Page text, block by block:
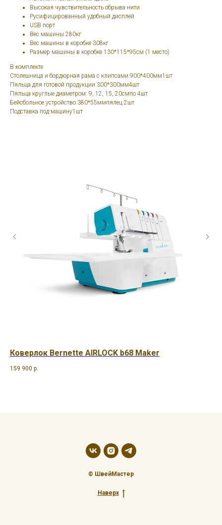
Высокая чувствительность обрыва нити
Русифицированный удобный дисплей
USB порт
Вес машины 280кг
Вес машины в коробке 308кг
Размер машины в коробке 130*115*95cм (1 место)
В комплекте
Столешница и бордюрная рама с клипсами 900*400мм1шт
Пяльца для готовой продукции 300*300мм4шт
Пяльца круглые диаметром: 9, 12, 15, 20смпо 4шт
Бейсбольное устройство 380*55ммпялец 2шт
Подставка под машину1шт
Коверлок Bernette AIRLOCK b68 Maker
159 900 р.
© ШвейМастер
Наверх